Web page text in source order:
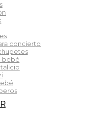
concierto
bebé